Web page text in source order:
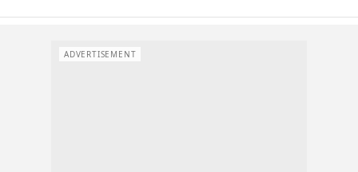
ADVERTISEMENT